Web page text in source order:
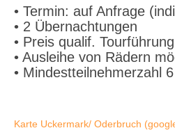
• Termin: auf Anfrage
• 2 Übernachtungen
• Preis qualif.
• Ausleihe von Rädern
• Mindestteilnehmerzahl
Karte Uckermark/ Oderbruch